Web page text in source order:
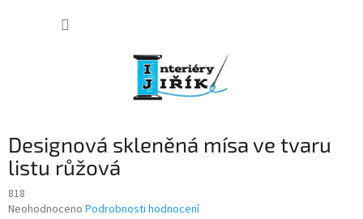
Designová skleněná mísa ve tvaru
listu růžová
818
Průměrné
Neohodnoceno Podrobnosti hodnocení